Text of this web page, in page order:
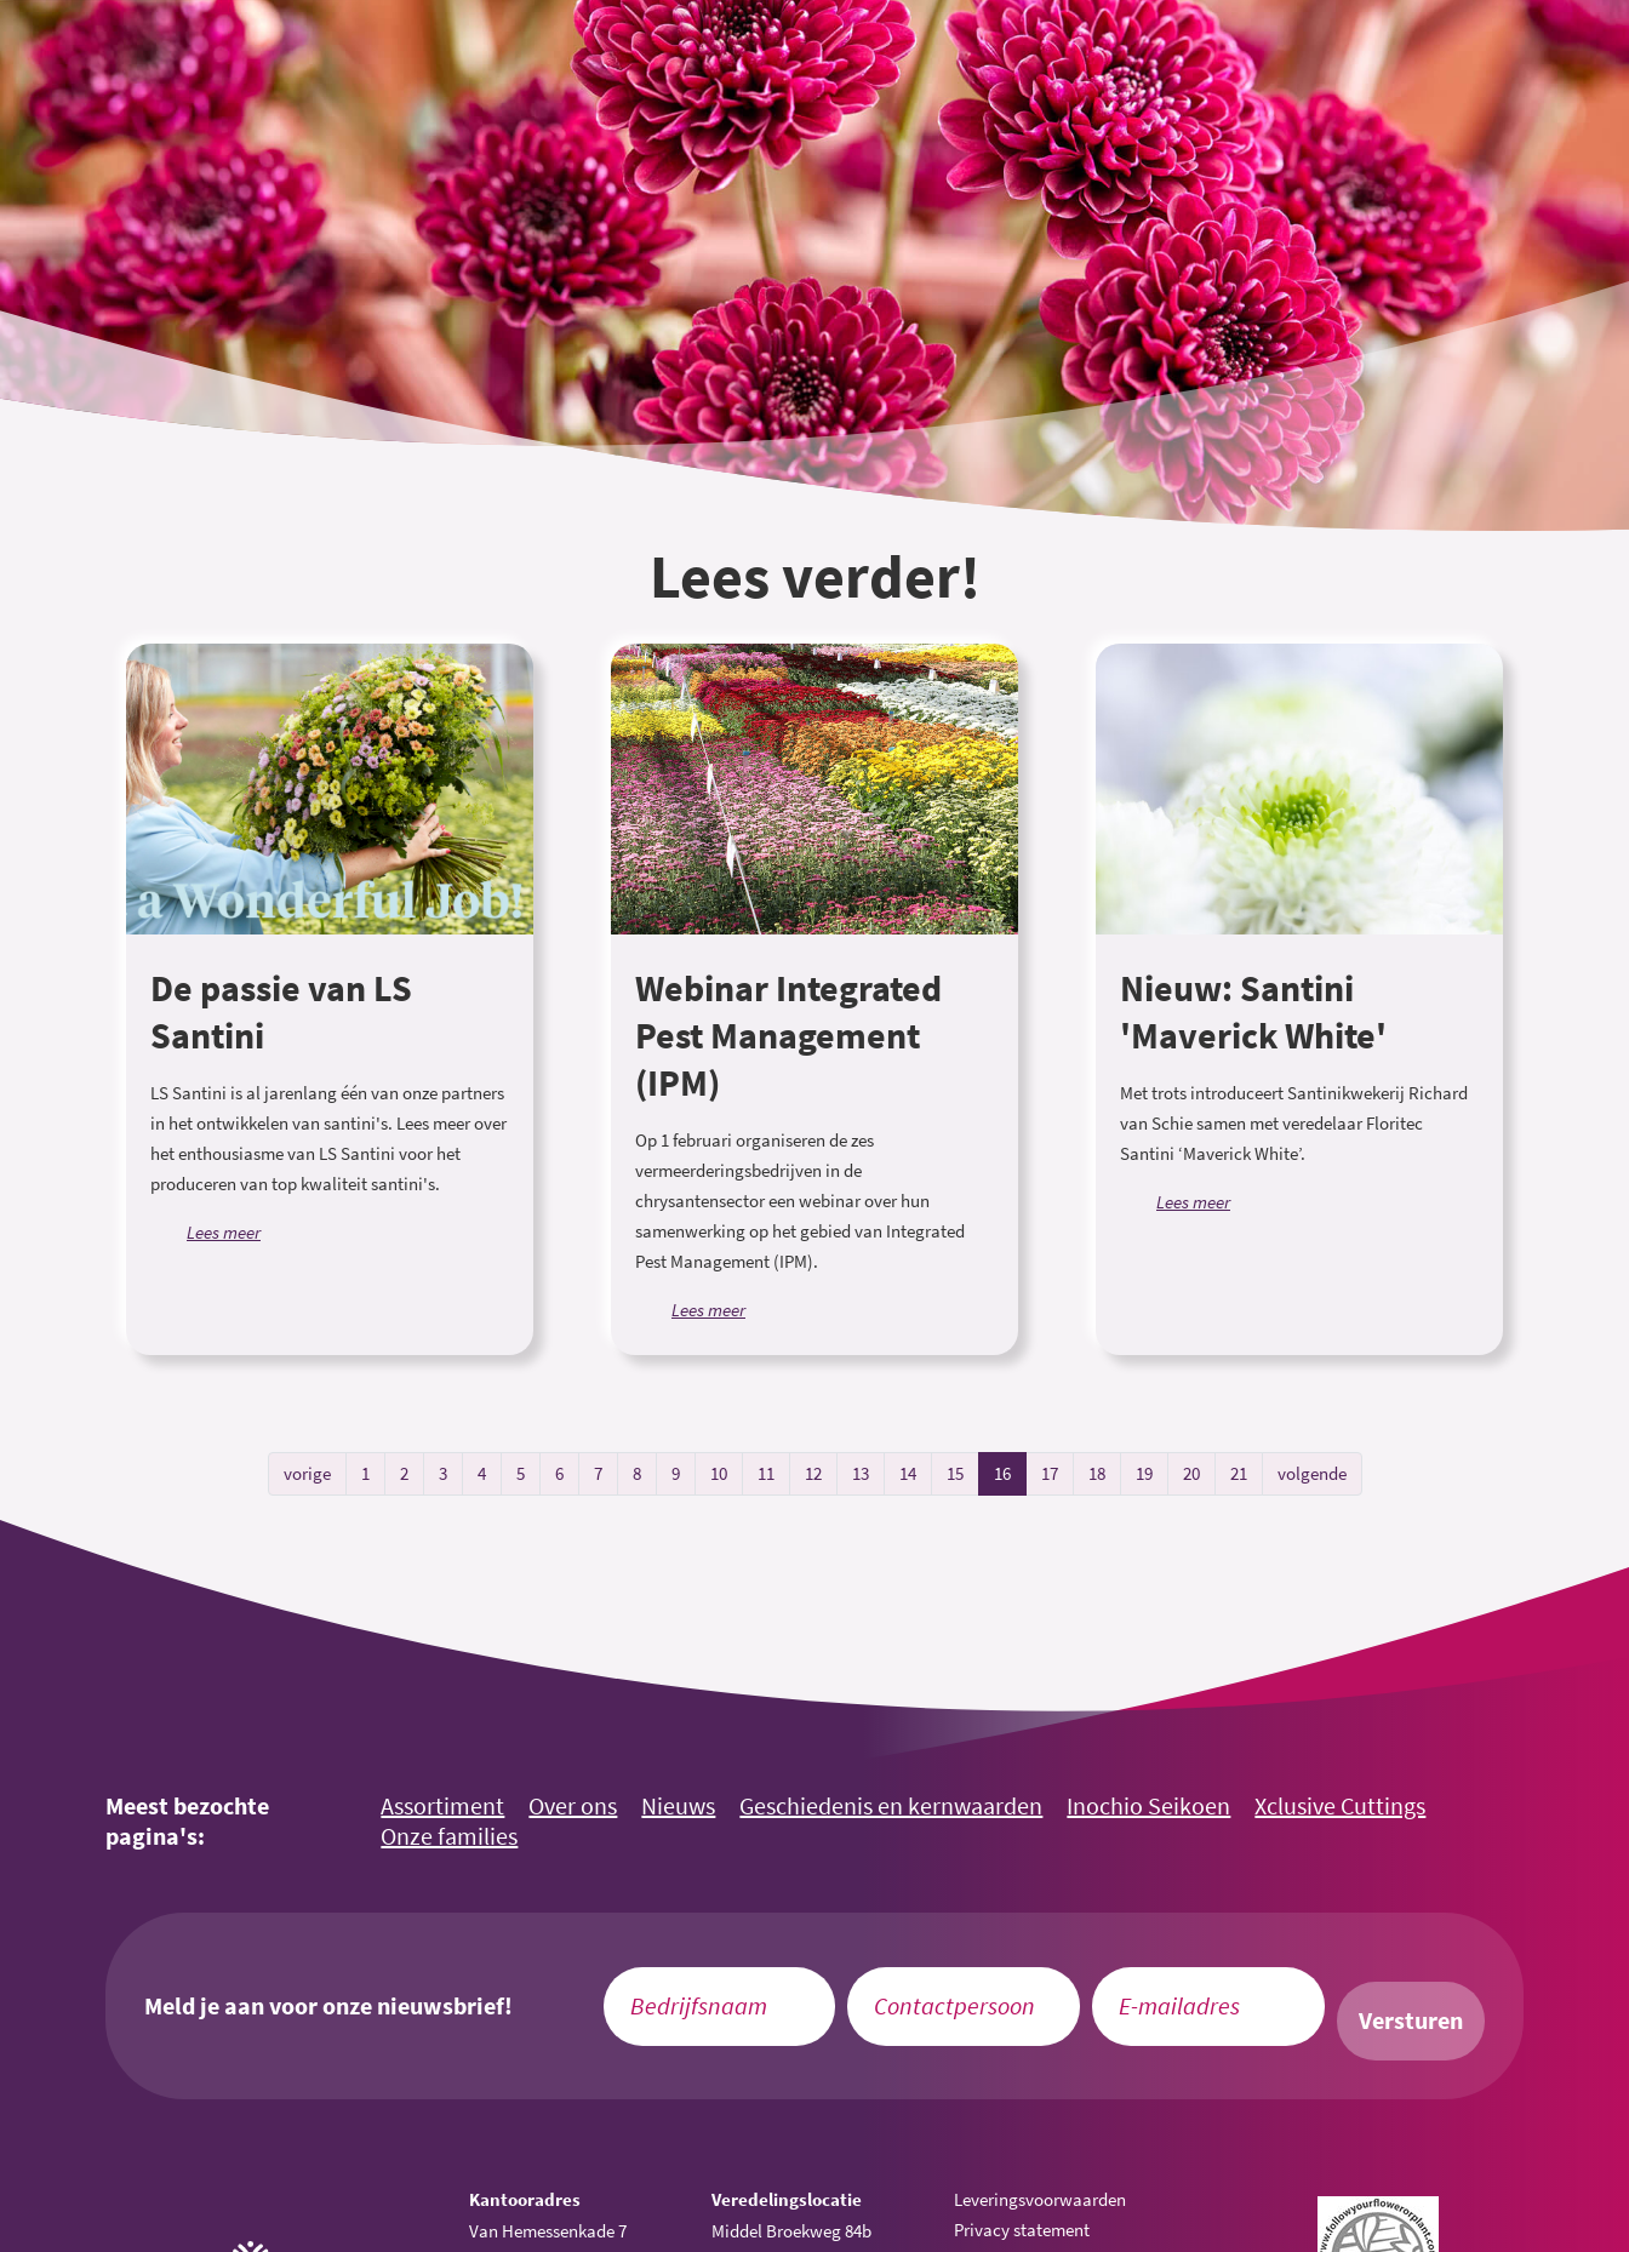
Lees verder!
De passie van LS
Santini
LS Santini is al jarenlang één van onze partners
in het ontwikkelen van santini's. Lees meer over
het enthousiasme van LS Santini voor het
produceren van top kwaliteit santini's.
Lees meer
Webinar Integrated
Pest Management
(IPM)
Op 1 februari organiseren de zes
vermeerderingsbedrijven in de
chrysantensector een webinar over hun
samenwerking op het gebied van Integrated
Pest Management (IPM).
Lees meer
Nieuw: Santini
'Maverick White'
Met trots introduceert Santinikwekerij Richard
van Schie samen met veredelaar Floritec
Santini ‘Maverick White’.
Lees meer
vorige 1 2 3 4 5 6 7 8 9 10 11 12 13 14 15 16 17 18 19 20 21 volgende
Meest bezochte
pagina's:
Assortiment Over ons Nieuws Geschiedenis en kernwaarden Inochio Seikoen
Xclusive Cuttings
Onze families
Meld je aan voor onze nieuwsbrief! Versturen
Kantooradres
Van Hemessenkade 7
Veredelingslocatie
Middel Broekweg 84b
Leveringsvoorwaarden
Privacy statement